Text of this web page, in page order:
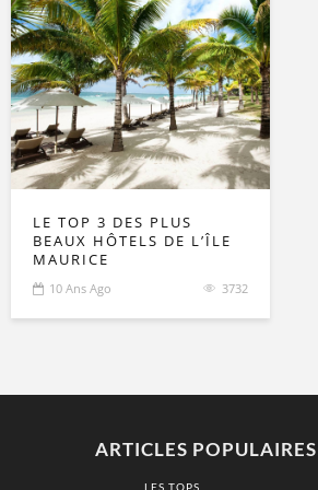
LE TOP 3 DES PLUS
BEAUX HÔTELS DE L’ÎLE
MAURICE
10 Ans Ago 3732
ARTICLES
LES TOPS...